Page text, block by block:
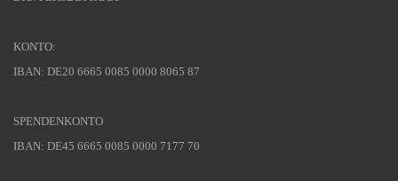
KONTO:
IBAN: DE20 6665 0085 0000 8065 87
SPENDENKONTO
IBAN: DE45 6665 0085 0000 7177 70